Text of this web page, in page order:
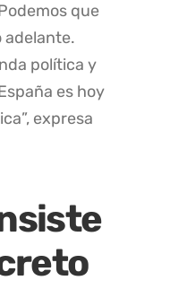
que
adelante.
política y
es hoy
expresa